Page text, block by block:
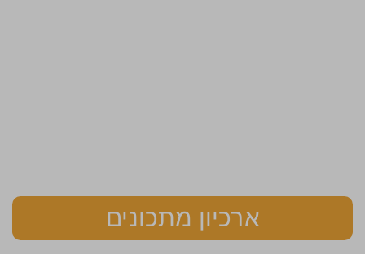
ארכיון מתכונים